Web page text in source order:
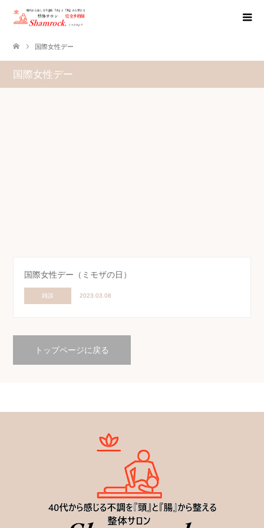
国際女性デー
国際女性デー
国際女性デー（ミモザの日）
雑談 2023.03.08
トップページに戻る